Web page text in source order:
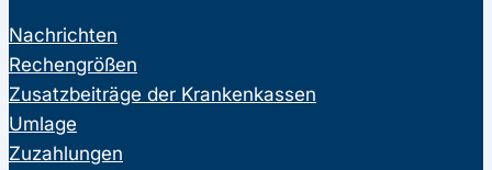
Nachrichten
Rechengrößen
Zusatzbeiträge der Krankenkassen
Umlage
Zuzahlungen